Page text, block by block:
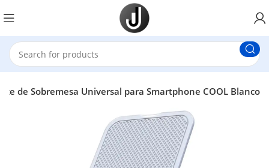
de Sobremesa Universal para Smartphone COOL Blanco